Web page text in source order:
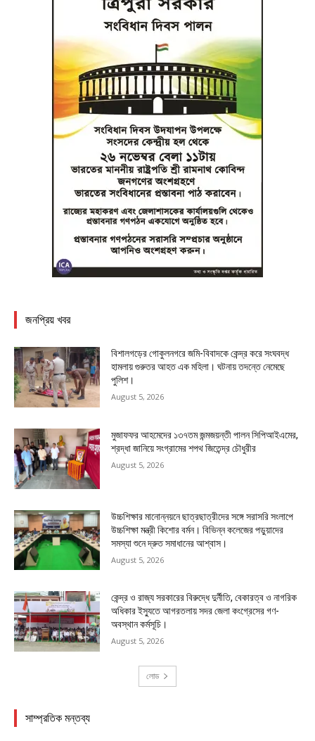
জনপ্রিয় খবর
বিশালগড়ের গোকুলনগরে জমি-বিবাদকে কেন্দ্র করে সংঘবদ্ধ
হামলায় গুরুতর আহত এক মহিলা। ঘটনায় তদন্তে নেমেছে
পুলিশ।
August 5, 2026
মুজাফফর আহমেদের ১৩৭তম জন্মজয়ন্তী পালন সিপিআইএমের,
শ্রদ্ধা জানিয়ে সংগ্রামের শপথ জিতেন্দ্র চৌধুরীর
August 5, 2026
উচ্চশিক্ষার মানোন্নয়নে ছাত্রছাত্রীদের সঙ্গে সরাসরি সংলাপে
উচ্চশিক্ষা মন্ত্রী কিশোর বর্মন। বিভিন্ন কলেজের পড়ুয়াদের
সমস্যা শুনে দ্রুত সমাধানের আশ্বাস।
August 5, 2026
কেন্দ্র ও রাজ্য সরকারের বিরুদ্ধে দুর্নীতি, বেকারত্ব ও নাগরিক
অধিকার ইস্যুতে আগরতলায় সদর জেলা কংগ্রেসের গণ-
অবস্থান কর্মসূচি।
August 5, 2026
লোড
সাম্প্রতিক মন্তব্য